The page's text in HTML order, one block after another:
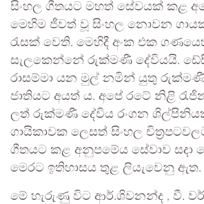
සිංහල ගීතයට මහත් සේවයක් කළ
මෙහිම ජීවත් වූ සිංහල නොවන
රැසක් වෙති. මෙහිදී අංක එක
සැලකෙන්නේ රුක්මණී දේවියයි.
රාසම්මා යන මුල් නමින් යුතු රුක්මණී
ජාතියට අයත් ය. අපේ රටේ නිළි
ලත් රුක්මණී දේවිය රංගන
ගායිකාවක ලෙසත් සිංහල
ගීතයට කළ අනුපමේය සේවාව
මෙරට ඉතිහාසය තුළ ලියැවෙනු ඇත.
මේ හැරුණු විට ආර්.ශිවනන්ද , වී.